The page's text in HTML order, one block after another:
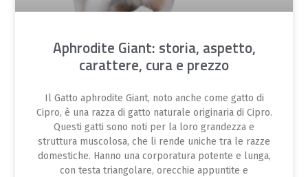
Aphrodite Giant: storia, aspetto,
carattere, cura e prezzo
Il Gatto aphrodite Giant, noto anche come gatto di
Cipro, è una razza di gatto naturale originaria di Cipro.
Questi gatti sono noti per la loro grandezza e
struttura muscolosa, che li rende uniche tra le razze
domestiche. Hanno una corporatura potente e lunga,
con testa triangolare, orecchie appuntite e